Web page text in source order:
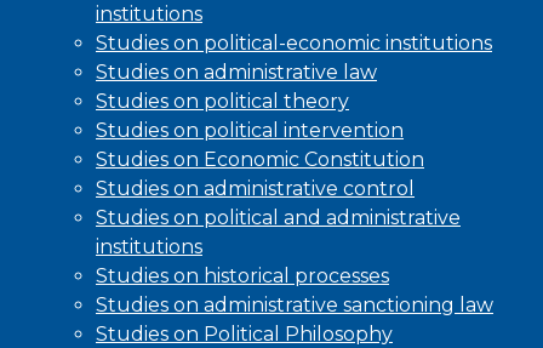
institutions
Studies on political-economic institutions
Studies on administrative law
Studies on political theory
Studies on political intervention
Studies on Economic Constitution
Studies on administrative control
Studies on political and administrative
institutions
Studies on historical processes
Studies on administrative sanctioning law
Studies on Political Philosophy